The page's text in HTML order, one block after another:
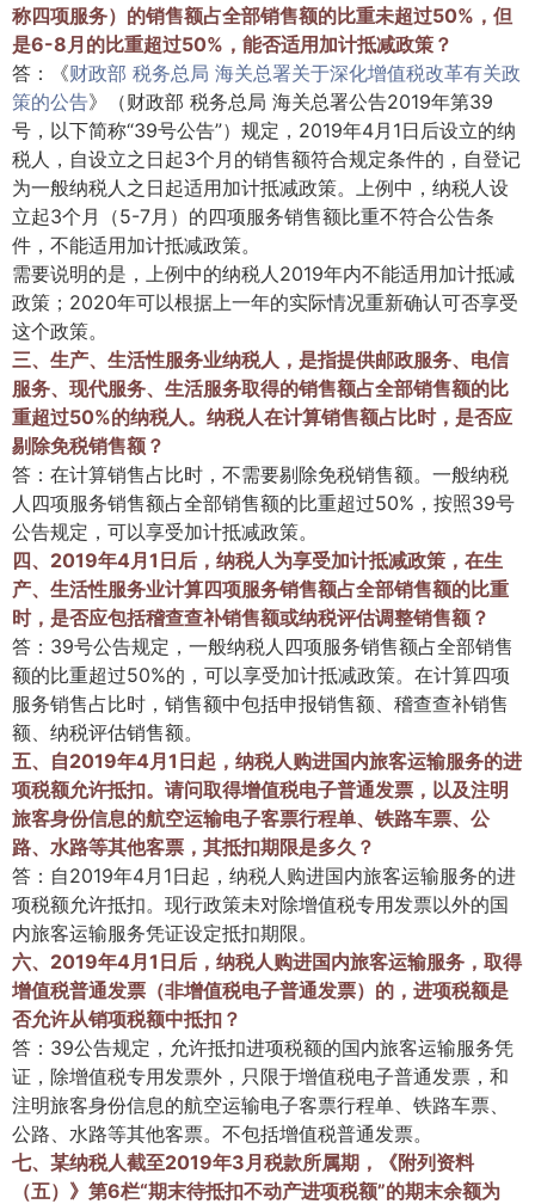
称四项服务）的销售额占全部销售额的比重未超过50%，但
是6-8月的比重超过50%，能否适用加计抵减政策？
答：《财政部 税务总局 海关总署关于深化增值税改革有关政
策的公告》（财政部 税务总局 海关总署公告2019年第39
号，以下简称“39号公告”）规定，2019年4月1日后设立的纳
税人，自设立之日起3个月的销售额符合规定条件的，自登记
为一般纳税人之日起适用加计抵减政策。上例中，纳税人设
立起3个月（5-7月）的四项服务销售额比重不符合公告条
件，不能适用加计抵减政策。
需要说明的是，上例中的纳税人2019年内不能适用加计抵减
政策；2020年可以根据上一年的实际情况重新确认可否享受
这个政策。
三、生产、生活性服务业纳税人，是指提供邮政服务、电信
服务、现代服务、生活服务取得的销售额占全部销售额的比
重超过50%的纳税人。纳税人在计算销售额占比时，是否应
剔除免税销售额？
答：在计算销售占比时，不需要剔除免税销售额。一般纳税
人四项服务销售额占全部销售额的比重超过50%，按照39号
公告规定，可以享受加计抵减政策。
四、2019年4月1日后，纳税人为享受加计抵减政策，在生
产、生活性服务业计算四项服务销售额占全部销售额的比重
时，是否应包括稽查查补销售额或纳税评估调整销售额？
答：39号公告规定，一般纳税人四项服务销售额占全部销售
额的比重超过50%的，可以享受加计抵减政策。在计算四项
服务销售占比时，销售额中包括申报销售额、稽查查补销售
额、纳税评估销售额。
五、自2019年4月1日起，纳税人购进国内旅客运输服务的进
项税额允许抵扣。请问取得增值税电子普通发票，以及注明
旅客身份信息的航空运输电子客票行程单、铁路车票、公
路、水路等其他客票，其抵扣期限是多久？
答：自2019年4月1日起，纳税人购进国内旅客运输服务的进
项税额允许抵扣。现行政策未对除增值税专用发票以外的国
内旅客运输服务凭证设定抵扣期限。
六、2019年4月1日后，纳税人购进国内旅客运输服务，取得
增值税普通发票（非增值税电子普通发票）的，进项税额是
否允许从销项税额中抵扣？
答：39公告规定，允许抵扣进项税额的国内旅客运输服务凭
证，除增值税专用发票外，只限于增值税电子普通发票，和
注明旅客身份信息的航空运输电子客票行程单、铁路车票、
公路、水路等其他客票。不包括增值税普通发票。
七、某纳税人截至2019年3月税款所属期，《附列资料
（五）》第6栏“期末待抵扣不动产进项税额”的期末余额为